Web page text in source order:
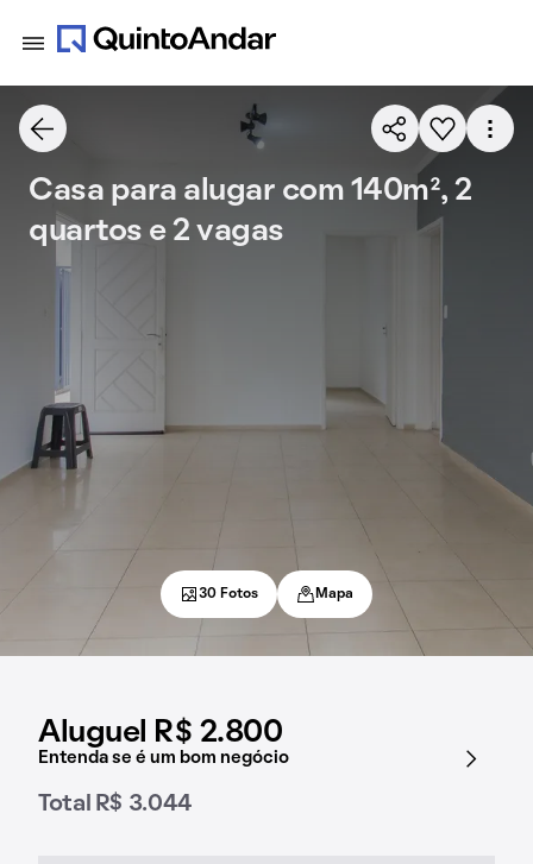
Aluguel R$ 2.800
Entenda se é um bom negócio
Total R$ 3.044
Casa para alugar com 140m², 2
quartos e 2 vagas
30 Fotos Mapa